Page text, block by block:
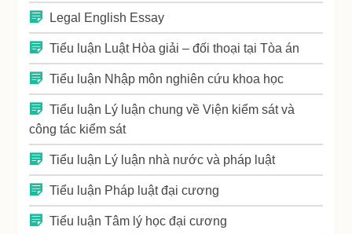
Legal English Essay
Tiểu luận Luật Hòa giải – đối thoại tại Tòa án
Tiểu luận Nhập môn nghiên cứu khoa học
Tiểu luận Lý luận chung về Viện kiểm sát và
công tác kiểm sát
Tiểu luận Lý luận nhà nước và pháp luật
Tiểu luận Pháp luật đại cương
Tiểu luận Tâm lý học đại cương